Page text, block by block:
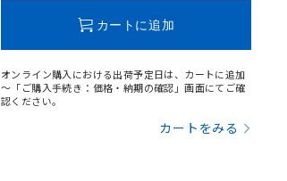
カートに追加
オンライン購入における出荷予定日は、カートに追加
～「ご購入手続き：価格・納期の確認」画面にてご確
認ください。
カートをみる